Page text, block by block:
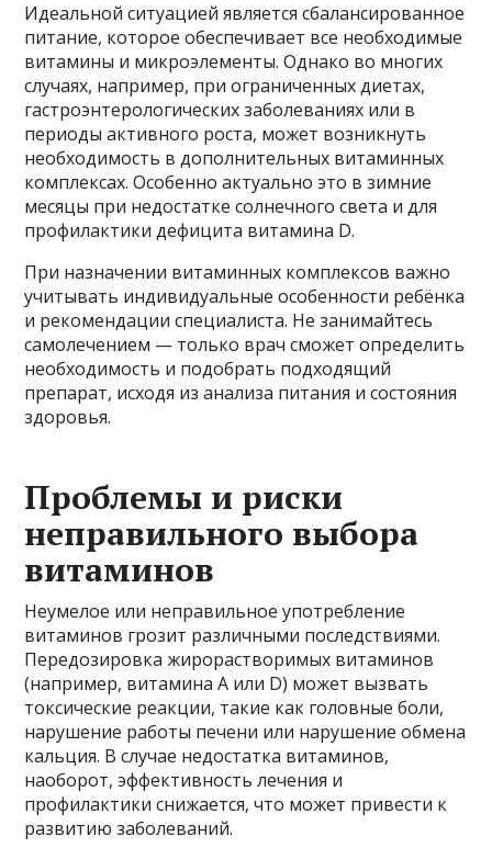
Идеальной ситуацией является сбалансированное
питание, которое обеспечивает все необходимые
витамины и микроэлементы. Однако во многих
случаях, например, при ограниченных диетах,
гастроэнтерологических заболеваниях или в
периоды активного роста, может возникнуть
необходимость в дополнительных витаминных
комплексах. Особенно актуально это в зимние
месяцы при недостатке солнечного света и для
профилактики дефицита витамина D.
При назначении витаминных комплексов важно
учитывать индивидуальные особенности ребёнка
и рекомендации специалиста. Не занимайтесь
самолечением — только врач сможет определить
необходимость и подобрать подходящий
препарат, исходя из анализа питания и состояния
здоровья.
Проблемы и риски
неправильного выбора
витаминов
Неумелое или неправильное употребление
витаминов грозит различными последствиями.
Передозировка жирорастворимых витаминов
(например, витамина A или D) может вызвать
токсические реакции, такие как головные боли,
нарушение работы печени или нарушение обмена
кальция. В случае недостатка витаминов,
наоборот, эффективность лечения и
профилактики снижается, что может привести к
развитию заболеваний.